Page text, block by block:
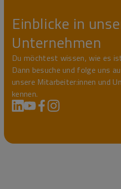
Einblicke in
Unternehmen
Du möchtest wissen, wie es
Dann besuche und folge uns
unsere Mitarbeiter:innen und
kennen.